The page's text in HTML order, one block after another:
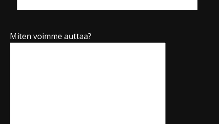
Miten voimme auttaa?